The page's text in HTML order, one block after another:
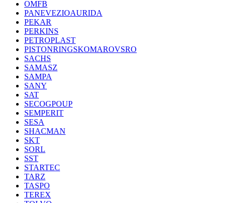
OMFB
PANEVEZIOAURIDA
PEKAR
PERKINS
PETROPLAST
PISTONRINGSKOMAROVSRO
SACHS
SAMASZ
SAMPA
SANY
SAT
SECOGPOUP
SEMPERIT
SESA
SHACMAN
SKT
SORL
SST
STARTEC
TARZ
TASPO
TEREX